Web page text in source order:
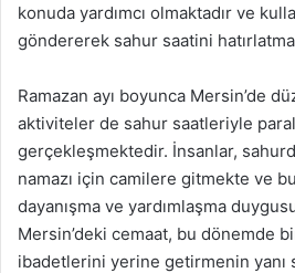
konuda yardımcı olmaktadır ve
göndererek sahur saatini
Ramazan ayı boyunca Mersin’de
aktiviteler de sahur saatleriyle
gerçekleşmektedir. İnsanlar,
namazı için camilere gitmekte ve
dayanışma ve yardımlaşma
Mersin’deki cemaat, bu dönemde
ibadetlerini yerine getirmenin yanı